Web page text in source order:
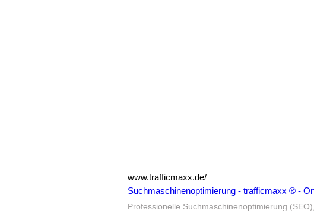
www.trafficmaxx.de/
Suchmaschinenoptimierung - trafficmaxx ® -
Professionelle Suchmaschinenoptimierung